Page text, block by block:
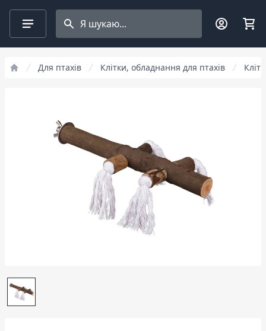
Search projects
Для птахів Клітки, обладнання для птахів